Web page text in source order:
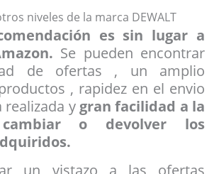
niveles de la marca DEWALT
es sin lugar a
Se pueden encontrar
de ofertas , un amplio
, rapidez en el envio
realizada y gran facilidad a la
o devolver los
un vistazo a las ofertas